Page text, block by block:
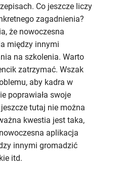
Co jeszcze liczy
zagadnienia?
że nowoczesna
między innymi
na szkolenia. Warto
zatrzymać. Wszak
aby kadra w
poprawiała swoje
tutaj nie można
kwestia jest taka,
aplikacja
innymi gromadzić
itd.